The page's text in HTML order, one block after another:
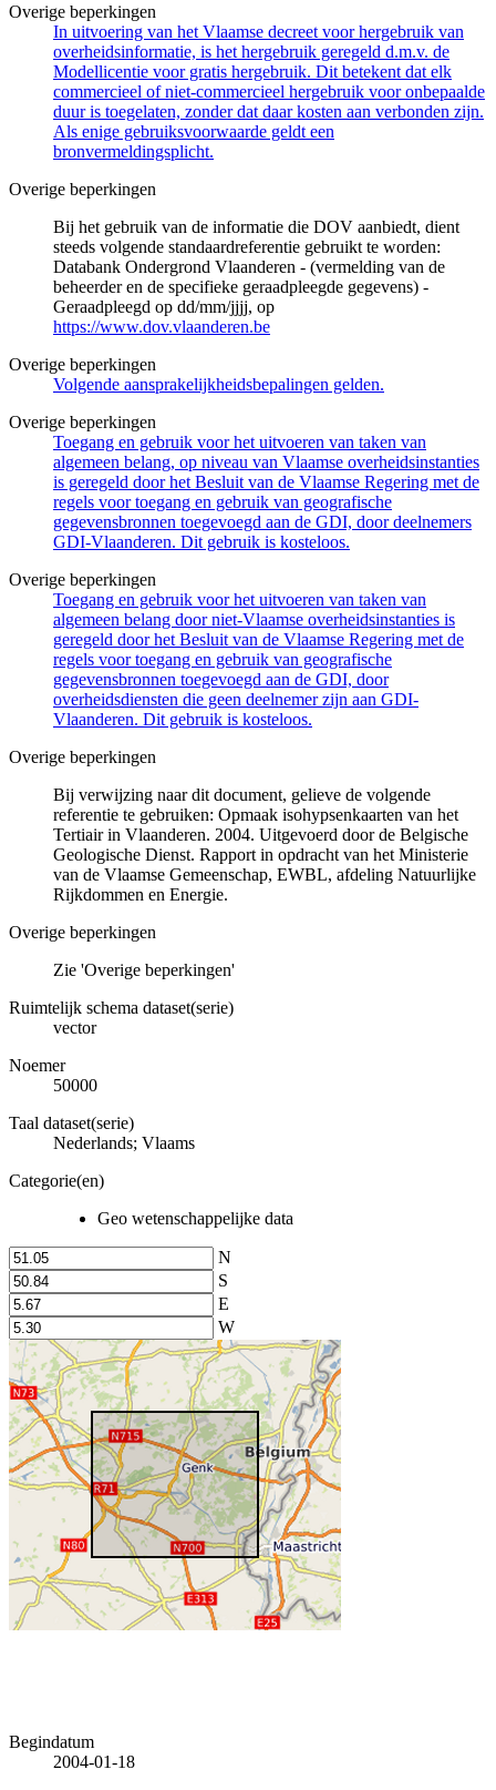
Overige beperkingen
In uitvoering van het Vlaamse decreet voor hergebruik van
overheidsinformatie, is het hergebruik geregeld d.m.v. de
Modellicentie voor gratis hergebruik. Dit betekent dat elk
commercieel of niet-commercieel hergebruik voor onbepaalde
duur is toegelaten, zonder dat daar kosten aan verbonden zijn.
Als enige gebruiksvoorwaarde geldt een
bronvermeldingsplicht.
Overige beperkingen
Bij het gebruik van de informatie die DOV aanbiedt, dient
steeds volgende standaardreferentie gebruikt te worden:
Databank Ondergrond Vlaanderen - (vermelding van de
beheerder en de specifieke geraadpleegde gegevens) -
Geraadpleegd op dd/mm/jjjj, op
https://www.dov.vlaanderen.be
Overige beperkingen
Volgende aansprakelijkheidsbepalingen gelden.
Overige beperkingen
Toegang en gebruik voor het uitvoeren van taken van
algemeen belang, op niveau van Vlaamse overheidsinstanties
is geregeld door het Besluit van de Vlaamse Regering met de
regels voor toegang en gebruik van geografische
gegevensbronnen toegevoegd aan de GDI, door deelnemers
GDI-Vlaanderen. Dit gebruik is kosteloos.
Overige beperkingen
Toegang en gebruik voor het uitvoeren van taken van
algemeen belang door niet-Vlaamse overheidsinstanties is
geregeld door het Besluit van de Vlaamse Regering met de
regels voor toegang en gebruik van geografische
gegevensbronnen toegevoegd aan de GDI, door
overheidsdiensten die geen deelnemer zijn aan GDI-
Vlaanderen. Dit gebruik is kosteloos.
Overige beperkingen
Bij verwijzing naar dit document, gelieve de volgende
referentie te gebruiken: Opmaak isohypsenkaarten van het
Tertiair in Vlaanderen. 2004. Uitgevoerd door de Belgische
Geologische Dienst. Rapport in opdracht van het Ministerie
van de Vlaamse Gemeenschap, EWBL, afdeling Natuurlijke
Rijkdommen en Energie.
Overige beperkingen
Zie 'Overige beperkingen'
Ruimtelijk schema dataset(serie)
vector
Noemer
50000
Taal dataset(serie)
Nederlands; Vlaams
Categorie(en)
Geo wetenschappelijke data
N
S
E
W
Begindatum
2004-01-18